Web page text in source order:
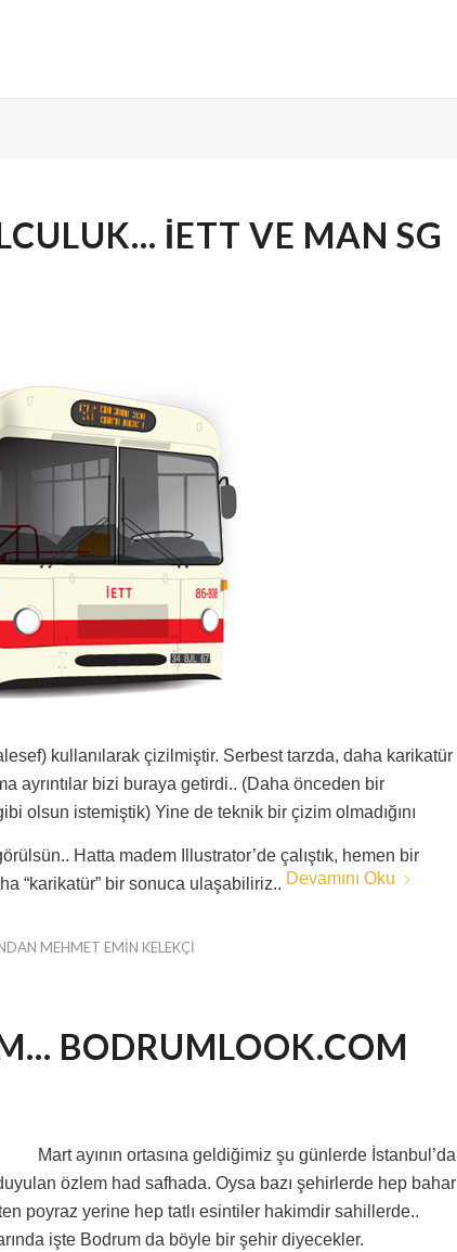
İETT VE MAN SG
kullanılarak çizilmiştir. Serbest tarzda, daha karikatür
ayrıntılar bizi buraya getirdi.. (Daha önceden bir
olsun istemiştik) Yine de teknik bir çizim olmadığını
Hatta madem Illustrator’de çalıştık, hemen bir
“karikatür” bir sonuca ulaşabiliriz.. Devamını Oku
MEHMET EMIN KELEKÇI
BODRUMLOOK.COM
Mart ayının ortasına geldiğimiz şu günlerde İstanbul’da
özlem had safhada. Oysa bazı şehirlerde hep bahar
poyraz yerine hep tatlı esintiler hakimdir sahillerde..
işte Bodrum da böyle bir şehir diyecekler.